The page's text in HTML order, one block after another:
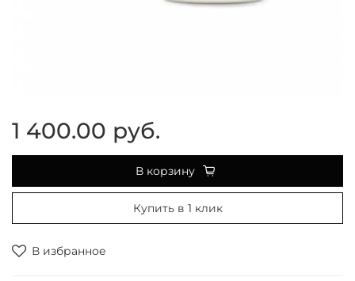
В избранное
1 400.00 руб.
В корзину
Купить в 1 клик